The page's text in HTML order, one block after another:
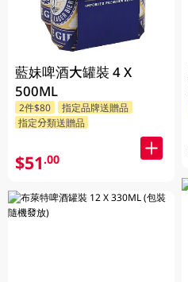
藍妹啤酒大罐裝 4 X
500ML
2件$80
指定品牌送贈品
指定分類送贈品
$51.00